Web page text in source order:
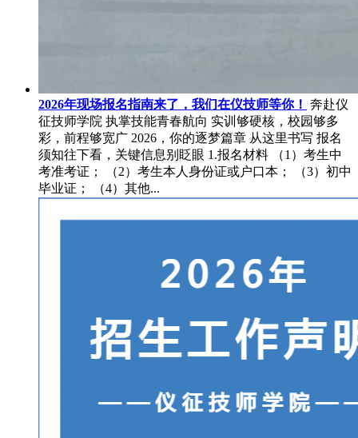
2026年现场报名指南来了，我们在仪技师等你！ 奔赴仪
征技师学院 执掌技能青春航向 实训够硬核，校园够多
彩，前程够宽广 2026，你的逐梦篇章 从这里书写 报名
须知往下看，关键信息别眨眼 1.报名材料 （1）考生中
考准考证； （2）考生本人身份证或户口本； （3）初中
毕业证； （4）其他...